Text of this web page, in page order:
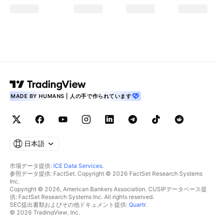
MADE BY HUMANS | 人の手で作られています
日本語
市場データ提供: ICE Data Services.
参照データ提供: FactSet. Copyright © 2026 FactSet Research Systems
Inc.
Copyright © 2026, American Bankers Association. CUSIPデータベース提
供: FactSet Research Systems Inc. All rights reserved.
SEC提出書類およびその他ドキュメント提供: Quartr.
© 2026 TradingView, Inc.